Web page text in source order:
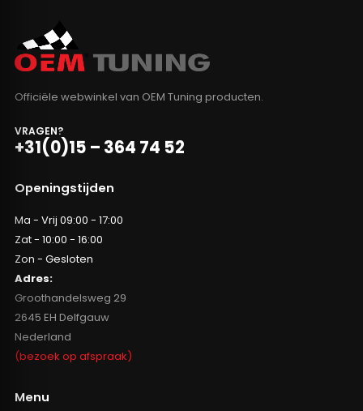
Officiële webwinkel van OEM Tuning producten.
VRAGEN?
+31(0)15 – 364 74 52
Openingstijden
Ma - Vrij 09:00 - 17:00
Zat - 10:00 - 16:00
Zon - Gesloten
Adres:
Groothandelsweg 29
2645 EH Delfgauw
Nederland
(bezoek op afspraak)
Menu